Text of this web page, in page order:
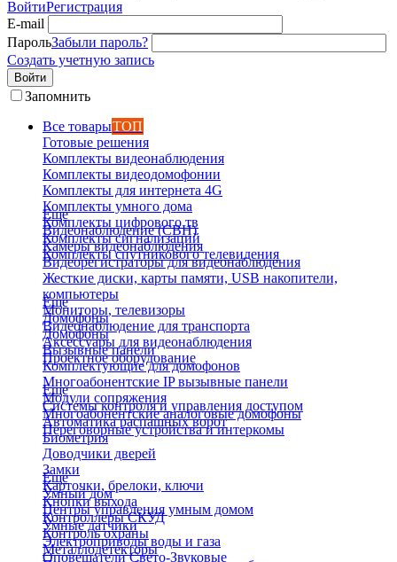
ВойтиРегистрация
E-mail
ПарольЗабыли пароль?
Создать учетную запись
Войти
Запомнить
Все товарыТОП
Готовые решения
Комплекты видеонаблюдения
Комплекты видеодомофонии
Комплекты для интернета 4G
Комплекты умного дома
Комплекты цифрового тв
Комплекты сигнализаций
Комплекты спутникового телевидения
Еще
Видеонаблюдение (СВН)
Камеры видеонаблюдения
Видеорегистраторы для видеонаблюдения
Жесткие диски, карты памяти, USB накопители,
компьютеры
Мониторы, телевизоры
Видеонаблюдение для транспорта
Аксессуары для видеонаблюдения
Проектное оборудование
Еще
Домофоны
Домофоны
Вызывные панели
Комплектующие для домофонов
Многоабонентские IP вызывные панели
Модули сопряжения
Многоабонентские аналоговые домофоны
Переговорные устройства и интеркомы
Еще
Системы контроля и управления доступом
Автоматика распашных ворот
Биометрия
Доводчики дверей
Замки
Карточки, брелоки, ключи
Кнопки выхода
Контроллеры СКУД
Контроль охраны
Металлодетекторы
Еще
Умный дом
Центры управления умным домом
Умные датчики
Электроприводы воды и газа
Оповещатели Свето-Звуковые